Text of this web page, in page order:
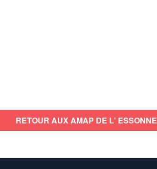
RETOUR AUX AMAP DE L' ESSONNE